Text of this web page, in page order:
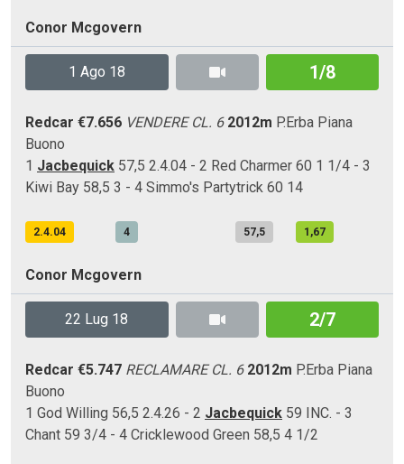
Conor Mcgovern
1 Ago 18 1/8
Redcar €7.656 VENDERE CL. 6 2012m P.Erba Piana
Buono
1 Jacbequick 57,5 2.4.04 - 2 Red Charmer 60 1 1/4 - 3
Kiwi Bay 58,5 3 - 4 Simmo's Partytrick 60 14
2.4.04 4 57,5 1,67
Conor Mcgovern
22 Lug 18 2/7
Redcar €5.747 RECLAMARE CL. 6 2012m P.Erba Piana
Buono
1 God Willing 56,5 2.4.26 - 2 Jacbequick 59 INC. - 3
Chant 59 3/4 - 4 Cricklewood Green 58,5 4 1/2